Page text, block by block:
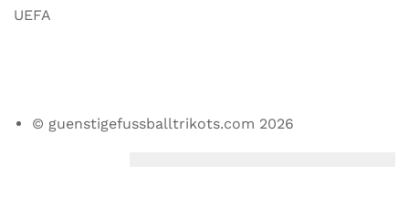
UEFA
© guenstigefussballtrikots.com 2026